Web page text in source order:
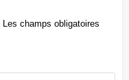
Les champs obligatoires